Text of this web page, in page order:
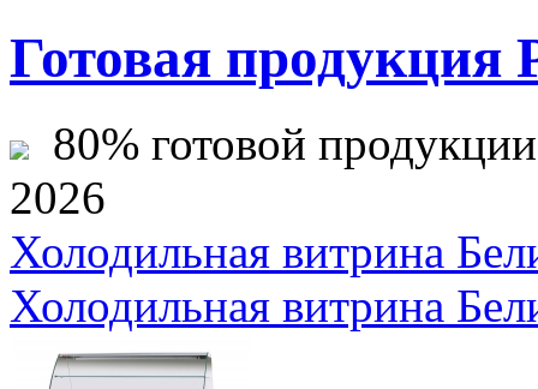
Готовая продукция
80% готовой
2026
Холодильная витрина
Холодильная витрина